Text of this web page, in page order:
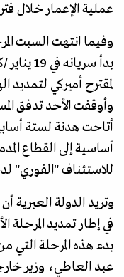
عملية الإعمار خلال فترة
وفيما انتهت السبت
بدأ
لمقترح أميركي
وأوقفت الأحد تدفق
أتاحت هدنة لستة
أساسية إلى القطاع
للاستئناف "الفوري"
وتريد الدولة العبرية
في إطار تمديد المرحلة
بدء هذه المرحلة
عبد العاطي، وزير